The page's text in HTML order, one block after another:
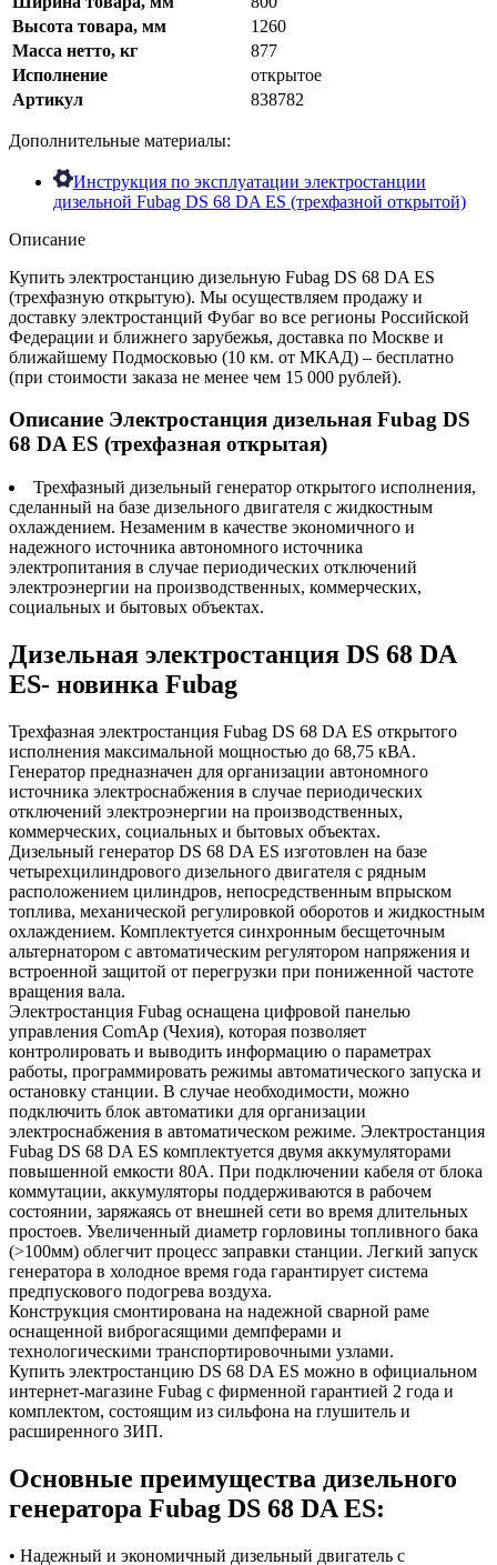
Высота товара, мм
1260
Масса нетто, кг
877
Исполнение
открытое
Артикул
838782
Дополнительные материалы:
Инструкция по эксплуатации электростанции
дизельной Fubag DS 68 DA ES (трехфазной открытой)
Описание
Купить электростанцию дизельную Fubag DS 68 DA ES
(трехфазную открытую). Мы осуществляем продажу и
доставку электростанций Фубаг во все регионы Российской
Федерации и ближнего зарубежья, доставка по Москве и
ближайшему Подмосковью (10 км. от МКАД) – бесплатно
(при стоимости заказа не менее чем 15 000 рублей).
Описание Электростанция дизельная Fubag DS
68 DA ES (трехфазная открытая)
Трехфазный дизельный генератор открытого исполнения,
сделанный на базе дизельного двигателя с жидкостным
охлаждением. Незаменим в качестве экономичного и
надежного источника автономного источника
электропитания в случае периодических отключений
электроэнергии на производственных, коммерческих,
социальных и бытовых объектах.
Дизельная электростанция DS 68 DA
ES- новинка Fubag
Трехфазная электростанция Fubag DS 68 DA ES открытого
исполнения максимальной мощностью до 68,75 кВА.
Генератор предназначен для организации автономного
источника электроснабжения в случае периодических
отключений электроэнергии на производственных,
коммерческих, социальных и бытовых объектах.
Дизельный генератор DS 68 DA ES изготовлен на базе
четырехцилиндрового дизельного двигателя с рядным
расположением цилиндров, непосредственным впрыском
топлива, механической регулировкой оборотов и жидкостным
охлаждением. Комплектуется синхронным бесщеточным
альтернатором с автоматическим регулятором напряжения и
встроенной защитой от перегрузки при пониженной частоте
вращения вала.
Электростанция Fubag оснащена цифровой панелью
управления ComAp (Чехия), которая позволяет
контролировать и выводить информацию о параметрах
работы, программировать режимы автоматического запуска и
остановку станции. В случае необходимости, можно
подключить блок автоматики для организации
электроснабжения в автоматическом режиме. Электростанция
Fubag DS 68 DA ES комплектуется двумя аккумуляторами
повышенной емкости 80А. При подключении кабеля от блока
коммутации, аккумуляторы поддерживаются в рабочем
состоянии, заряжаясь от внешней сети во время длительных
простоев. Увеличенный диаметр горловины топливного бака
(>100мм) облегчит процесс заправки станции. Легкий запуск
генератора в холодное время года гарантирует система
предпускового подогрева воздуха.
Конструкция смонтирована на надежной сварной раме
оснащенной виброгасящими демпферами и
технологическими транспортировочными узлами.
Купить электростанцию DS 68 DA ES можно в официальном
интернет-магазине Fubag с фирменной гарантией 2 года и
комплектом, состоящим из сильфона на глушитель и
расширенного ЗИП.
Основные преимущества дизельного
генератора Fubag DS 68 DA ES:
• Надежный и экономичный дизельный двигатель с